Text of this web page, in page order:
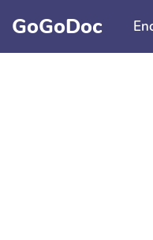
Aller au contenu
GoGoDoc